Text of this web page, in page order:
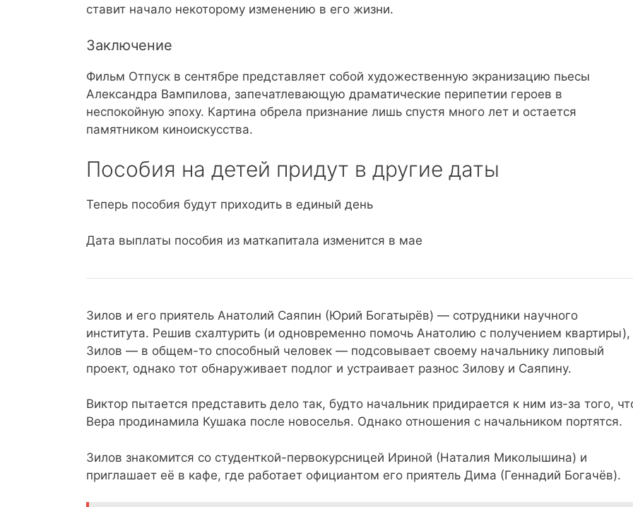
ставит начало некоторому изменению в его жизни.
Заключение
Фильм Отпуск в сентябре представляет собой художественную экранизацию пьесы
Александра Вампилова, запечатлевающую драматические перипетии героев в
неспокойную эпоху. Картина обрела признание лишь спустя много лет и остается
памятником киноискусства.
Пособия на детей придут в другие даты
Теперь пособия будут приходить в единый день
Дата выплаты пособия из маткапитала изменится в мае
Зилов и его приятель Анатолий Саяпин (Юрий Богатырёв) — сотрудники научного
института. Решив схалтурить (и одновременно помочь Анатолию с получением квартиры),
Зилов — в общем-то способный человек — подсовывает своему начальнику липовый
проект, однако тот обнаруживает подлог и устраивает разнос Зилову и Саяпину.
Виктор пытается представить дело так, будто начальник придирается к ним из-за того,
Вера продинамила Кушака после новоселья. Однако отношения с начальником портятся.
Зилов знакомится со студенткой-первокурсницей Ириной (Наталия Миколышина) и
приглашает её в кафе, где работает официантом его приятель Дима (Геннадий Богачёв).